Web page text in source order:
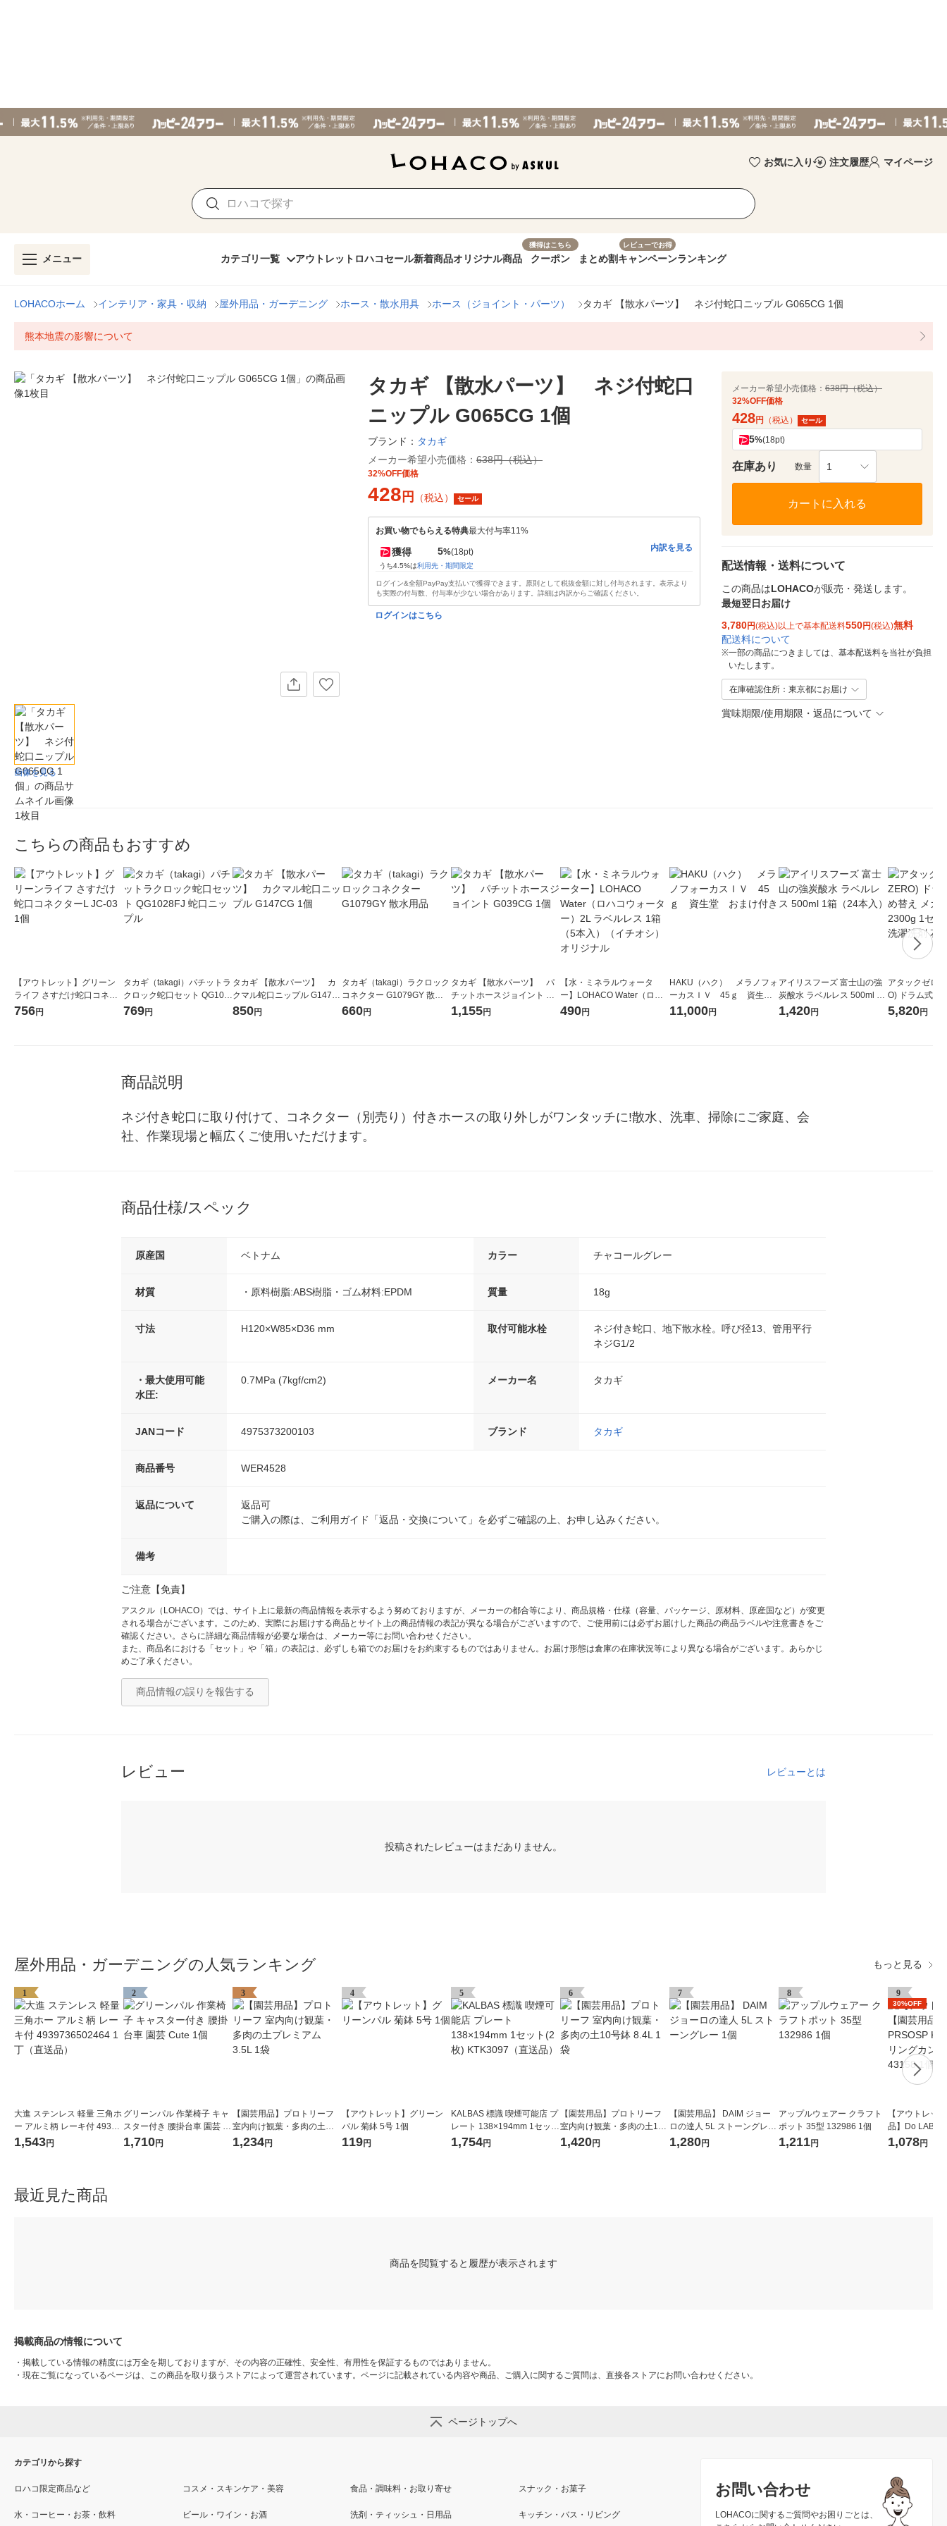
お気に入り 注文履歴 マイページ
メニュー カテゴリ一覧 アウトレット ロハコセール新着商品オリジナル商品
獲得はこちら
クーポン まとめ割
レビューでお得
キャンペーンランキング
LOHACOホーム インテリア・家具・収納 屋外用品・ガーデニング ホース・散水用具 ホース（ジョイント・パーツ） タカギ 【散水パーツ】 ネジ付蛇口ニップル G065CG 1個
熊本地震の影響について
画像を見る
タカギ 【散水パーツ】 ネジ付蛇口
ニップル G065CG 1個
ブランド： タカギ
メーカー希望小売価格： 638円（税込）
32%OFF価格
428 円 （税込） セール
お買い物でもらえる特典最大付与率11%
獲得 5%(18pt)
うち4.5%は利用先・期間限定
内訳を見る
ログイン&全額PayPay支払いで獲得できます。原則として税抜金額に対し付与されます。表示より
も実際の付与数、付与率が少ない場合があります。詳細は内訳からご確認ください。
ログインはこちら
メーカー希望小売価格： 638円（税込）
32%OFF価格
428円 （税込） セール
5%(18pt)
在庫あり 数量 1
カートに入れる
配送情報・送料について
この商品はLOHACOが販売・発送します。
最短翌日お届け
3,780円(税込)以上で基本配送料550円(税込)無料
配送料について
※一部の商品につきましては、基本配送料を当社が負担
いたします。
在庫確認住所：東京都にお届け
賞味期限/使用期限・返品について
こちらの商品もおすすめ
【アウトレット】グリーン
ライフ さすだけ蛇口コネク
ターL JC-03 1個
756円
タカギ（takagi）パチットラ
クロック蛇口セット QG102
8FJ 蛇口ニップル
769円
タカギ 【散水パーツ】 カ
クマル蛇口ニップル G147C
G 1個
850円
タカギ（takagi）ラクロック
コネクター G1079GY 散水
用品
660円
タカギ 【散水パーツ】 パ
チットホースジョイント G0
39CG 1個
1,155円
【水・ミネラルウォータ
ー】LOHACO Water（ロハ
コウォーター）2L ラベルレ
490円
HAKU（ハク） メラノフォ
ーカスＩＶ 45ｇ 資生
堂 おまけ付き
11,000円
アイリスフーズ 富士山の強
炭酸水 ラベルレス 500ml 1
箱（24本入）
1,420円
アタックゼロ
O) ドラム式専
ガジャンボ
5,820円
商品説明
ネジ付き蛇口に取り付けて、コネクター（別売り）付きホースの取り外しがワンタッチに!散水、洗車、掃除にご家庭、会
社、作業現場と幅広くご使用いただけます。
商品仕様/スペック
原産国 ベトナム カラー チャコールグレー
材質 ・原料樹脂:ABS樹脂・ゴム材料:EPDM 質量 18g
寸法 H120×W85×D36 mm 取付可能水栓
ネジ付き蛇口、地下散水栓。呼び径13、管用平行
ネジG1/2
・最大使用可能
水圧:
0.7MPa (7kgf/cm2) メーカー名 タカギ
JANコード 4975373200103 ブランド タカギ
商品番号 WER4528
返品について
返品可
ご購入の際は、ご利用ガイド「返品・交換について」を必ずご確認の上、お申し込みください。
備考
ご注意【免責】
アスクル（LOHACO）では、サイト上に最新の商品情報を表示するよう努めておりますが、メーカーの都合等により、商品規格・仕様（容量、パッケージ、原材料、原産国など）が変更
される場合がございます。このため、実際にお届けする商品とサイト上の商品情報の表記が異なる場合がございますので、ご使用前には必ずお届けした商品の商品ラベルや注意書きをご
確認ください。さらに詳細な商品情報が必要な場合は、メーカー等にお問い合わせください。
また、商品名における「セット」や「箱」の表記は、必ずしも箱でのお届けをお約束するものではありません。お届け形態は倉庫の在庫状況等により異なる場合がございます。あらかじ
めご了承ください。
商品情報の誤りを報告する
レビュー レビューとは
投稿されたレビューはまだありません。
屋外用品・ガーデニングの人気ランキング もっと見る
1
大進 ステンレス 軽量 三角ホ
ー アルミ柄 レーキ付 49397
36502464 1丁（直送品）
1,543円
2
グリーンパル 作業椅子 キャ
スター付き 腰掛台車 園芸 C
ute 1個
1,710円
3
【園芸用品】プロトリーフ
室内向け観葉・多肉の土プ
レミアム 3.5L 1袋
1,234円
4
【アウトレット】グリーン
パル 菊鉢 5号 1個
119円
5
KALBAS 標識 喫煙可能店 プ
レート 138×194mm 1セット
(2枚) KTK3097（直送品）
1,754円
6
【園芸用品】プロトリーフ
室内向け観葉・多肉の土10
号鉢 8.4L 1袋
1,420円
7
【園芸用品】 DAIM ジョー
ロの達人 5L ストーングレー
1個
1,280円
8
アップルウェアー クラフト
ポット 35型 132986 1個
1,211円
9
30%OFF
【アウトレッ
品】Do LABO
NI ウォータリ
1,078円
最近見た商品
商品を閲覧すると履歴が表示されます
掲載商品の情報について
・ 掲載している情報の精度には万全を期しておりますが、その内容の正確性、安全性、有用性を保証するものではありません。
・ 現在ご覧になっているページは、この商品を取り扱うストアによって運営されています。ページに記載されている内容や商品、ご購入に関するご質問は、直接各ストアにお問い合わせください。
ページトップへ
お問い合わせ
LOHACOに関するご質問やお困りごとは、
カテゴリから探す
ロハコ限定商品など コスメ・スキンケア・美容 食品・調味料・お取り寄せ スナック・お菓子
水・コーヒー・お茶・飲料 ビール・ワイン・お酒 洗剤・ティッシュ・日用品 キッチン・バス・リビング